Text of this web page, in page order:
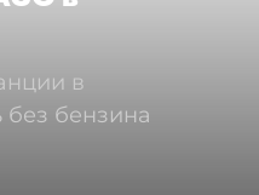
в
без бензина